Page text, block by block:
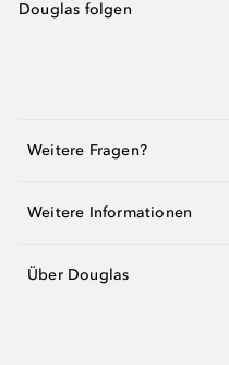
Douglas folgen
Weitere Fragen?
Weitere Informationen
Über Douglas